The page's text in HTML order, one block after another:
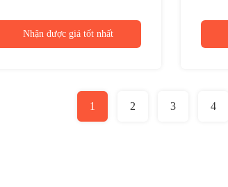
Nhận được giá tốt nhất
1 2 3 4